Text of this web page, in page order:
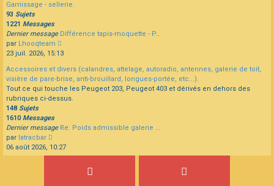
message
Garnissage - sellerie.
93 Sujets
1221 Messages
Dernier message Différence tapis-moquette - P…
par Lhooqteam
le
message
23 juil. 2026, 15:13
Accessoires et divers (calandres, attelage, autoradio, antennes, galerie de toit,
visière de pare-brise, anti-brouillard, longues-portée, etc...).
Tout ce qui touche les Peugeot 203, Peugeot 403 et dérivés en dehors des
rubriques ci-dessus.
148 Sujets
1610Messages
Dernier message Re: Poids admissible galerie …
par latracbar
le
dernier
06 août 2026, 10:27